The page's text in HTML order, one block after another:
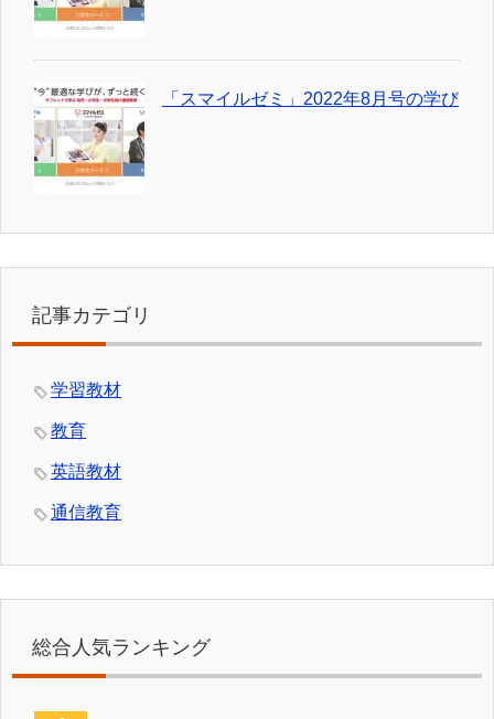
「スマイルゼミ」2022年8月号の学び
記事カテゴリ
学習教材
教育
英語教材
通信教育
総合人気ランキング